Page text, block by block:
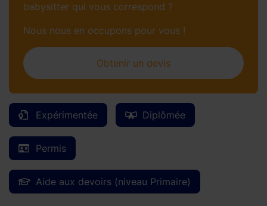
Expérimentée Diplômée
Permis
Aide aux devoirs (niveau Primaire)
babysitter qui vous correspond ?
Nous nous en occupons pour vous !
Obtenir un devis